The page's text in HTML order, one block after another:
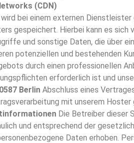
(CDN)
bei einem externen
gespeichert. Hierbei kann es
und sonstige Daten, die über
potenziellen und bestehenden
durch einen professionellen
erforderlich ist und
Berlin Abschluss eines
mit unserem Hoster
Die Betreiber dieser
und entsprechend der
Daten erhoben.